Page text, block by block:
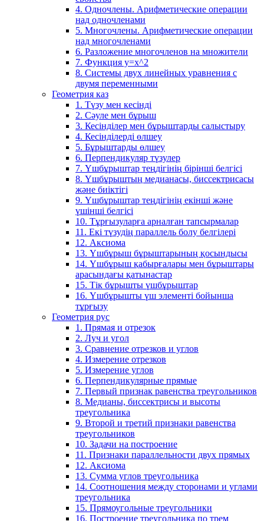
4. Одночлены. Арифметические операции
над одночленами
5. Многочлены. Арифметические операции
над многочленами
6. Разложение многочленов на множители
7. Функция y=x^2
8. Системы двух линейных уравнения с
двумя переменными
Геометрия каз
1. Түзу мен кесінді
2. Сәуле мен бұрыш
3. Кесінділер мен бұрыштарды салыстыру
4. Кесінділерді өлшеу
5. Бұрыштарды өлшеу
6. Перпендикуляр түзулер
7. Үшбұрыштар теңдігінің бірінші белгісі
8. Үшбұрыштың медианасы, биссектрисасы
және биіктігі
9. Үшбұрыштар теңдігінің екінші және
үшінші белгісі
10. Тұрғызуларға арналған тапсырмалар
11. Екі түзудің параллель болу белгілері
12. Аксиома
13. Үшбұрыш бұрыштарының қосындысы
14. Үшбұрыш қабырғалары мен бұрыштары
арасындағы қатынастар
15. Тік бұрышты үшбұрыштар
16. Үшбұрышты үш элементі бойынша
тұрғызу
Геометрия рус
1. Прямая и отрезок
2. Луч и угол
3. Сравнение отрезков и углов
4. Измерение отрезков
5. Измерение углов
6. Перпендикулярные прямые
7. Первый признак равенства треугольников
8. Медианы, биссектрисы и высоты
треугольника
9. Второй и третий признаки равенства
треугольников
10. Задачи на построение
11. Признаки параллельности двух прямых
12. Аксиома
13. Сумма углов треугольника
14. Соотношения между сторонами и углами
треугольника
15. Прямоугольные треугольники
16. Построение треугольника по трем